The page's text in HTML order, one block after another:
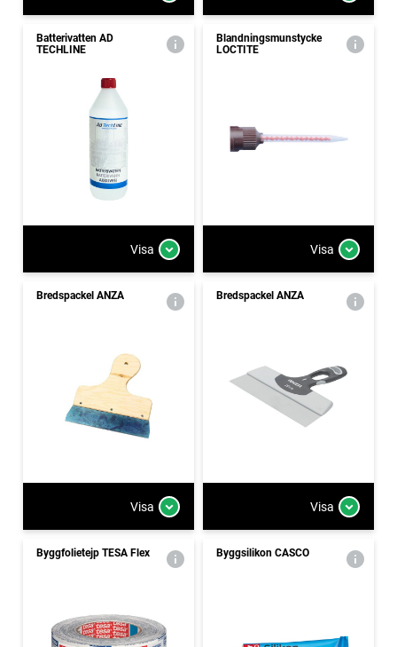
Batterivatten AD
TECHLINE
Visa
Blandningsmunstycke
LOCTITE
Visa
Bredspackel ANZA
Visa
Bredspackel ANZA
Visa
Byggfolietejp TESA Flex Byggsilikon CASCO